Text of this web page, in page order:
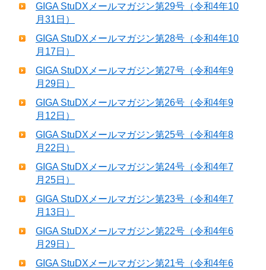
GIGA StuDXメールマガジン第29号（令和4年10
月31日）
GIGA StuDXメールマガジン第28号（令和4年10
月17日）
GIGA StuDXメールマガジン第27号（令和4年9
月29日）
GIGA StuDXメールマガジン第26号（令和4年9
月12日）
GIGA StuDXメールマガジン第25号（令和4年8
月22日）
GIGA StuDXメールマガジン第24号（令和4年7
月25日）
GIGA StuDXメールマガジン第23号（令和4年7
月13日）
GIGA StuDXメールマガジン第22号（令和4年6
月29日）
GIGA StuDXメールマガジン第21号（令和4年6